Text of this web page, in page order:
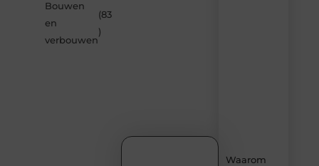
Bouwen
en
verbouwen
(83
)
Waarom